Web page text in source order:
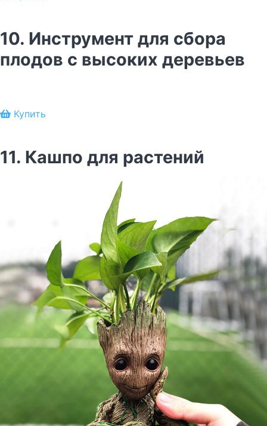
10. Инструмент для сбора
плодов с высоких деревьев
Купить
11. Кашпо для растений